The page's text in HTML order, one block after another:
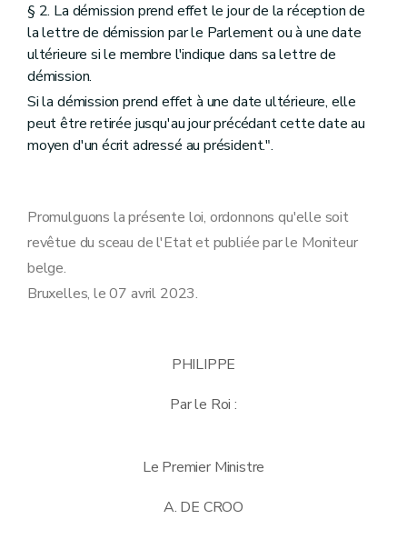
§ 2. La démission prend effet le jour de la réception de
la lettre de démission par le Parlement ou à une date
ultérieure si le membre l'indique dans sa lettre de
démission.
Si la démission prend effet à une date ultérieure, elle
peut être retirée jusqu'au jour précédant cette date au
moyen d'un écrit adressé au président.".
Promulguons la présente loi, ordonnons qu'elle soit
revêtue du sceau de l'Etat et publiée par le Moniteur
belge.
Bruxelles, le 07 avril 2023.
PHILIPPE
Par le Roi :
Le Premier Ministre
A. DE CROO